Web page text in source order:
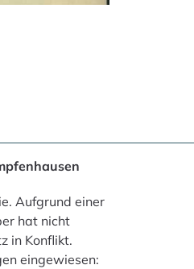
Aufgrund einer
hat nicht
in Konflikt.
eingewiesen: